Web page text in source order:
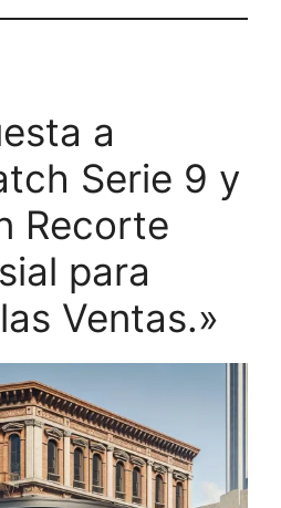
a
Serie 9 y
Recorte
para
Ventas.»